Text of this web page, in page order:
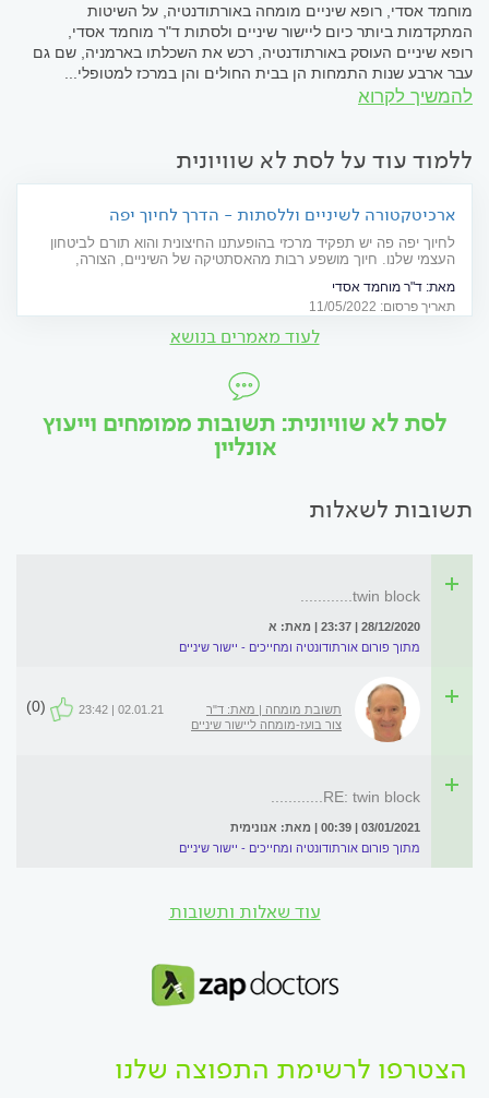
מוחמד אסדי, רופא שיניים מומחה באורתודנטיה, על השיטות
המתקדמות ביותר כיום ליישור שיניים ולסתות ד"ר מוחמד אסדי,
רופא שיניים העוסק באורתודנטיה, רכש את השכלתו בארמניה, שם גם
עבר ארבע שנות התמחות הן בבית החולים והן במרכז למטופלי...
להמשיך לקרוא
ללמוד עוד על לסת לא שוויונית
ארכיטקטורה לשיניים וללסתות - הדרך לחיוך יפה
לחיוך יפה פה יש תפקיד מרכזי בהופעתנו החיצונית והוא תורם לביטחון
העצמי שלנו. חיוך מושפע רבות מהאסתטיקה של השיניים, הצורה,
אסדי, רופא שיניים מומחה באורתודנטיה, על השיטות המתקדמות ביותר
כיום ליישור שיניים ולסתות
מאת: ד"ר מוחמד אסדי
תאריך פרסום: 11/05/2022
לעוד מאמרים בנושא
לסת לא שוויונית: תשובות ממומחים וייעוץ
אונליין
תשובות לשאלות
twin block............
28/12/2020 | 23:37 | מאת: א
מתוך פורום אורתודונטיה ומחייכים - יישור שיניים
תשובת מומחה | מאת: ד"ר
צור בועז-מומחה ליישור שיניים
02.01.21 | 23:42
(0)
RE: twin block............
03/01/2021 | 00:39 | מאת: אנונימית
מתוך פורום אורתודונטיה ומחייכים - יישור שיניים
עוד שאלות ותשובות
הצטרפו לרשימת התפוצה שלנו